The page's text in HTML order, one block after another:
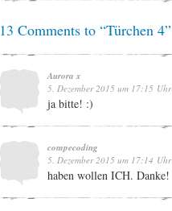
13 Comments to “Türchen 4”
Aurora x
5. Dezember 2015 um 17:15 Uhr
ja bitte! :)
compecoding
5. Dezember 2015 um 17:14 Uhr
haben wollen ICH. Danke!